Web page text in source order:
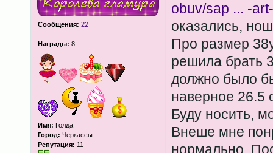
Сообщения: 22
Награды: 8
Имя: Голда
Город: Черкассы
Репутация: 11
obuv/sap ... -
оказались,
Про размер
решила брать
должно было
наверное 26.5
Буду носить,
Внеше мне
нормально.